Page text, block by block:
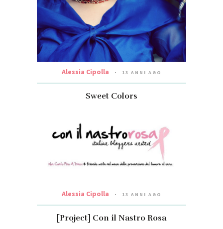
Alessia Cipolla 13 ANNI AGO
Sweet Colors
Alessia Cipolla 13 ANNI AGO
[Project] Con il Nastro Rosa